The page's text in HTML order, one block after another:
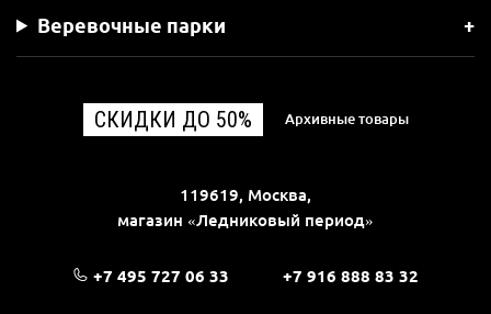
Веревочные парки
СКИДКИ ДО 50% Архивные товары
119619, Москва,
магазин «Ледниковый период»
+7 495 727 06 33 +7 916 888 83 32